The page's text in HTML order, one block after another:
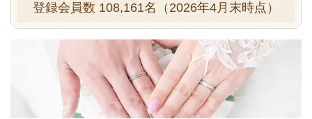
登録会員数 108,161名 （2026年4月末時点）